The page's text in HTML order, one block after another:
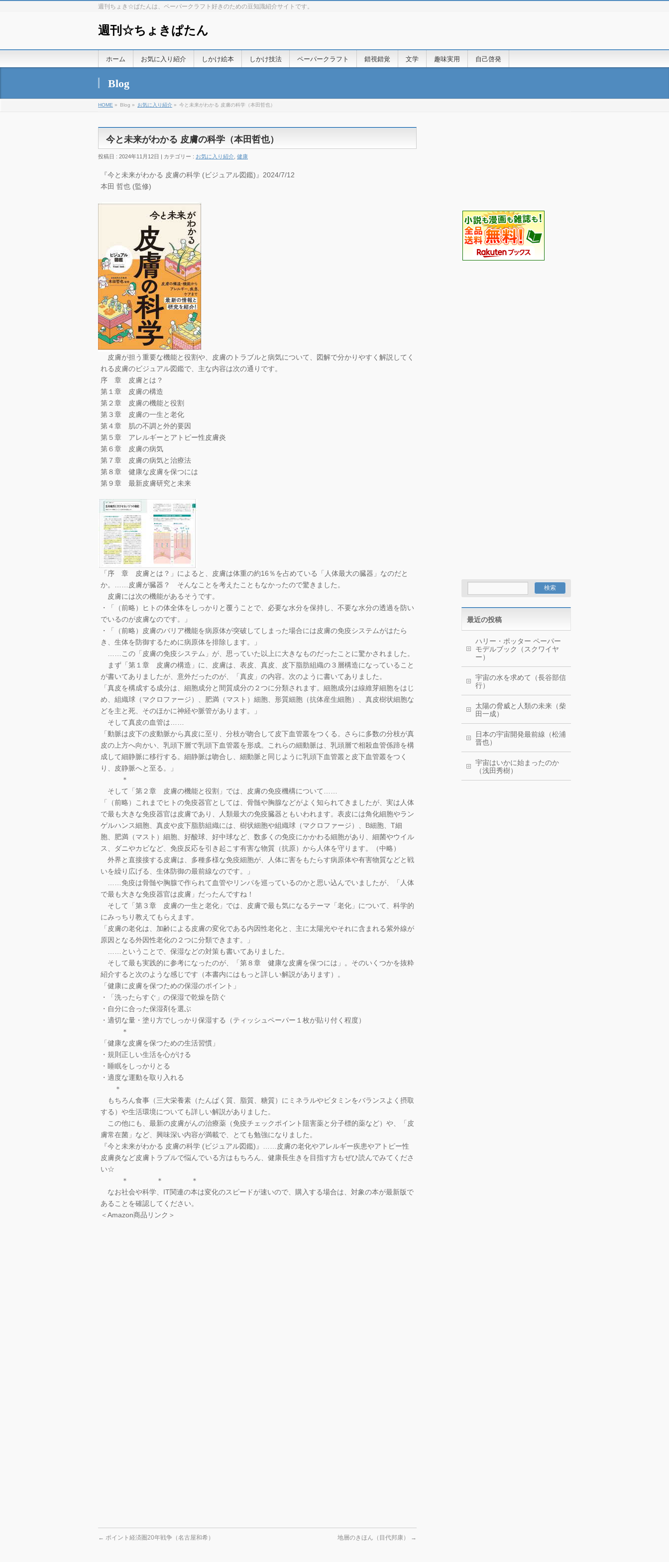
週刊ちょき☆ぱたんは、ペーパークラフト好きのための豆知識紹介サイトです。
週刊☆ちょきぱたん
ホーム お気に入り紹介 しかけ絵本 しかけ技法 ペーパークラフト 錯視錯覚 文学 趣味実用 自己啓発
Blog
HOME » Blog » お気に入り紹介 » 今と未来がわかる 皮膚の科学（本田哲也）
今と未来がわかる 皮膚の科学（本田哲也）
投稿日 : 2024年11月12日 | カテゴリー : お気に入り紹介 健康
『今と未来がわかる 皮膚の科学 (ビジュアル図鑑)』2024/7/12
本田 哲也 (監修)
皮膚が担う重要な機能と役割や、皮膚のトラブルと病気について、図解で分かりやすく解説してく
れる皮膚のビジュアル図鑑で、主な内容は次の通りです。
序 章 皮膚とは？
第１章 皮膚の構造
第２章 皮膚の機能と役割
第３章 皮膚の一生と老化
第４章 肌の不調と外的要因
第５章 アレルギーとアトピー性皮膚炎
第６章 皮膚の病気
第７章 皮膚の病気と治療法
第８章 健康な皮膚を保つには
第９章 最新皮膚研究と未来
「序 章 皮膚とは？」によると、皮膚は体重の約16％を占めている「人体最大の臓器」なのだと
か。……皮膚が臓器？ そんなことを考えたこともなかったので驚きました。
皮膚には次の機能があるそうです。
・「（前略）ヒトの体全体をしっかりと覆うことで、必要な水分を保持し、不要な水分の透過を防い
でいるのが皮膚なのです。」
・「（前略）皮膚のバリア機能を病原体が突破してしまった場合には皮膚の免疫システムがはたら
き、生体を防御するために病原体を排除します。」
……この「皮膚の免疫システム」が、思っていた以上に大きなものだったことに驚かされました。
まず「第１章 皮膚の構造」に、皮膚は、表皮、真皮、皮下脂肪組織の３層構造になっていること
が書いてありましたが、意外だったのが、「真皮」の内容。次のように書いてありました。
「真皮を構成する成分は、細胞成分と間質成分の２つに分類されます。細胞成分は線維芽細胞をはじ
め、組織球（マクロファージ）、肥満（マスト）細胞、形質細胞（抗体産生細胞）、真皮樹状細胞な
どを主と死、そのほかに神経や脈管があります。」
そして真皮の血管は……
「動脈は皮下の皮動脈から真皮に至り、分枝が吻合して皮下血管叢をつくる。さらに多数の分枝が真
皮の上方へ向かい、乳頭下層で乳頭下血管叢を形成。これらの細動脈は、乳頭層で相殺血管係蹄を構
成して細静脈に移行する。細静脈は吻合し、細動脈と同じように乳頭下血管叢と皮下血管叢をつく
り、皮静脈へと至る。」
＊
そして「第２章 皮膚の機能と役割」では、皮膚の免疫機構について……
「（前略）これまでヒトの免疫器官としては、骨髄や胸腺などがよく知られてきましたが、実は人体
で最も大きな免疫器官は皮膚であり、人類最大の免疫臓器ともいわれます。表皮には角化細胞やラン
ゲルハンス細胞、真皮や皮下脂肪組織には、樹状細胞や組織球（マクロファージ）、B細胞、T細
胞、肥満（マスト）細胞、好酸球、好中球など、数多くの免疫にかかわる細胞があり、細菌やウイル
ス、ダニやカビなど、免疫反応を引き起こす有害な物質（抗原）から人体を守ります。（中略）
外界と直接接する皮膚は、多種多様な免疫細胞が、人体に害をもたらす病原体や有害物質などと戦
いを繰り広げる、生体防御の最前線なのです。」
……免疫は骨髄や胸腺で作られて血管やリンパを巡っているのかと思い込んでいましたが、「人体
で最も大きな免疫器官は皮膚」だったんですね！
そして「第３章 皮膚の一生と老化」では、皮膚で最も気になるテーマ「老化」について、科学的
にみっちり教えてもらえます。
「皮膚の老化は、加齢による皮膚の変化である内因性老化と、主に太陽光やそれに含まれる紫外線が
原因となる外因性老化の２つに分類できます。」
……ということで、保湿などの対策も書いてありました。
そして最も実践的に参考になったのが、「第８章 健康な皮膚を保つには」。そのいくつかを抜粋
紹介すると次のような感じです（本書内にはもっと詳しい解説があります）。
「健康に皮膚を保つための保湿のポイント」
・「洗ったらすぐ」の保湿で乾燥を防ぐ
・自分に合った保湿剤を選ぶ
・適切な量・塗り方でしっかり保湿する（ティッシュペーパー１枚が貼り付く程度）
＊
「健康な皮膚を保つための生活習慣」
・規則正しい生活を心がける
・睡眠をしっかりとる
・適度な運動を取り入れる
＊
もちろん食事（三大栄養素（たんぱく質、脂質、糖質）にミネラルやビタミンをバランスよく摂取
する）や生活環境についても詳しい解説がありました。
この他にも、最新の皮膚がんの治療薬（免疫チェックポイント阻害薬と分子標的薬など）や、「皮
膚常在菌」など、興味深い内容が満載で、とても勉強になりました。
『今と未来がわかる 皮膚の科学 (ビジュアル図鑑)』……皮膚の老化やアレルギー疾患やアトピー性
皮膚炎など皮膚トラブルで悩んでいる方はもちろん、健康長生きを目指す方もぜひ読んでみてくださ
い☆
＊ ＊ ＊
なお社会や科学、IT関連の本は変化のスピードが速いので、購入する場合は、対象の本が最新版で
あることを確認してください。
＜Amazon商品リンク＞
← ポイント経済圏20年戦争（名古屋和希） 地層のきほん（目代邦康） →
最近の投稿
ハリー・ポッター ペーパー
モデルブック（スクワイヤ
ー）
宇宙の水を求めて（長谷部信
行）
太陽の脅威と人類の未来（柴
田一成）
日本の宇宙開発最前線（松浦
晋也）
宇宙はいかに始まったのか
（浅田秀樹）